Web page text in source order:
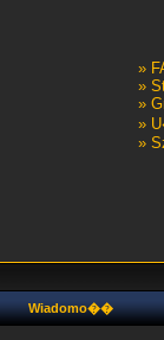
»
»
»
»
»
Wiadomo��